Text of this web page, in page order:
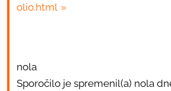
olio.html
nola
Sporočilo je spremenil(a) nola